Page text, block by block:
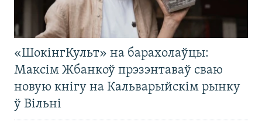
«ШокінгКульт» на барахолаўцы:
Максім Жбанкоў прэзэнтаваў сваю
новую кнігу на Кальварыйскім рынку
ў Вільні